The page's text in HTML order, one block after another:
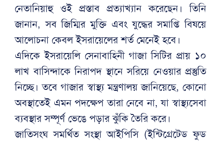
নেতানিয়াহু ওই প্রস্তাব প্রত্যাখ্যান করেছেন। তিনি
জানান, সব জিম্মির মুক্তি এবং যুদ্ধের সমাপ্তি বিষয়ে
আলোচনা কেবল ইসরায়েলের শর্ত মেনেই হবে।
এদিকে ইসরায়েলি সেনাবাহিনী গাজা সিটির প্রায় ১০
লাখ বাসিন্দাকে নিরাপদ স্থানে সরিয়ে নেওয়ার প্রস্তুতি
নিচ্ছে। তবে গাজার স্বাস্থ্য মন্ত্রণালয় জানিয়েছে, কোনো
অবস্থাতেই এমন পদক্ষেপ তারা নেবে না, যা স্বাস্থ্যসেবা
ব্যবস্থার সম্পূর্ণ ভেঙে পড়ার ঝুঁকি তৈরি করে।
জাতিসংঘ সমর্থিত সংস্থা আইপিসি (ইন্টিগ্রেটেড ফুড